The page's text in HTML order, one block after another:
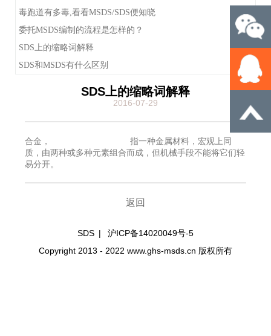
毒跑道有多毒,看看MSDS/SDS便知晓
委托MSDS编制的流程是怎样的？
SDS上的缩略词解释
SDS和MSDS有什么区别
SDS上的缩略词解释
2016-07-29
合金， 指一种金属材料，宏观上同
质，由两种或多种元素组合而成，但机械手段不能将它们轻
易分开。
返回
SDS | 沪ICP备14020049号-5
Copyright 2013 - 2022 www.ghs-msds.cn 版权所有